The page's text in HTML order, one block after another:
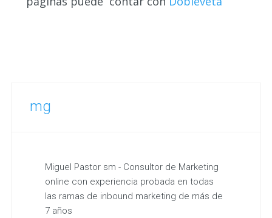
mg
Miguel Pastor sm - Consultor de Marketing
online con experiencia probada en todas
las ramas de inbound marketing de más de
7 años